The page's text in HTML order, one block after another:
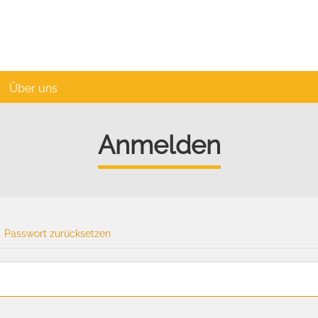
Über uns
Anmelden
Passwort zurücksetzen